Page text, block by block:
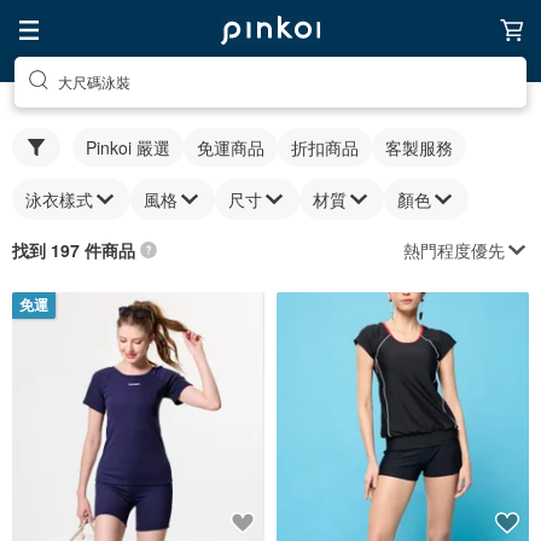
大尺碼泳裝
Pinkoi 嚴選 免運商品 折扣商品 客製服務
泳衣樣式 風格 尺寸 材質 顏色
找到 197 件商品 熱門程度優先
免運